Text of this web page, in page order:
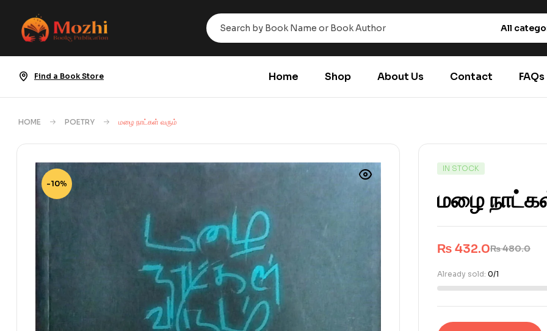
All
Find a Book Store Home Shop About Us Contact FAQs
HOME POETRY மழை நாட்கள் வரும்
-10%
IN STOCK
மழை
₨480.0
₨ 432.0
Already sold: 0/1